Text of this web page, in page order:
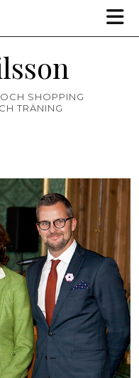
SHOPPING
TRÄNING